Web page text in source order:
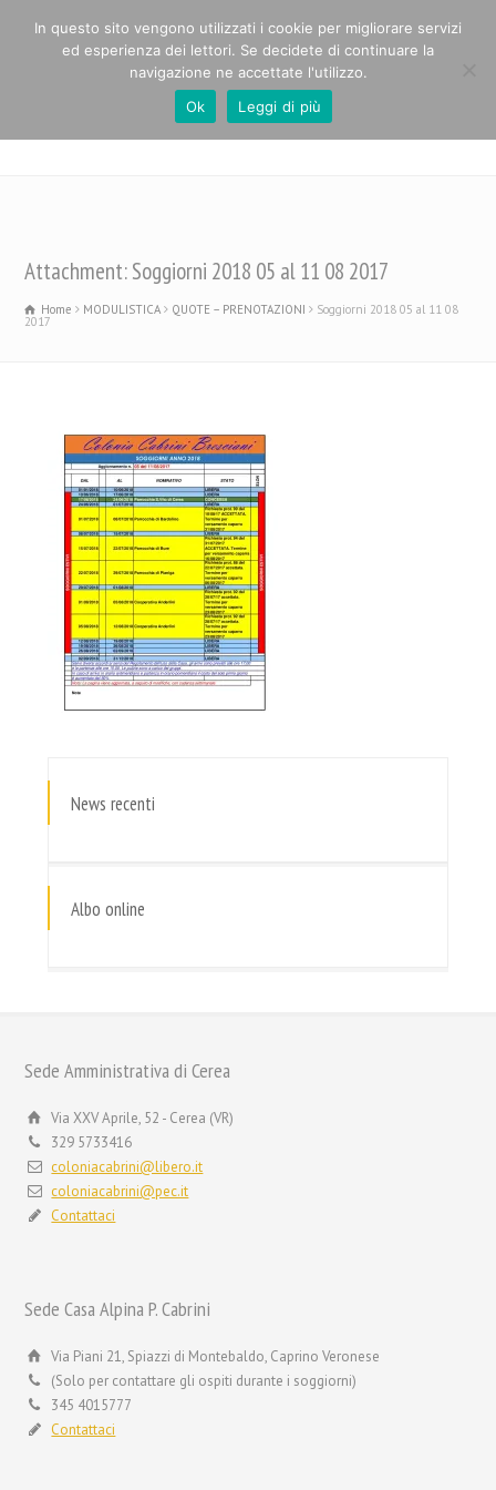
Casa Alpina Paolo Cabrini
Attachment: Soggiorni 2018 05 al 11 08 2017
Home MODULISTICA QUOTE – PRENOTAZIONI Soggiorni 2018 05 al 11 08
2017
News recenti
Albo online
Sede Amministrativa di Cerea
Via XXV Aprile, 52 - Cerea (VR)
329 5733416
coloniacabrini@libero.it
coloniacabrini@pec.it
Contattaci
Sede Casa Alpina P. Cabrini
Via Piani 21, Spiazzi di Montebaldo, Caprino Veronese
(Solo per contattare gli ospiti durante i soggiorni)
345 4015777
Contattaci
In questo sito vengono utilizzati i cookie per migliorare servizi
ed esperienza dei lettori. Se decidete di continuare la
navigazione ne accettate l'utilizzo.
Ok
Leggi di più